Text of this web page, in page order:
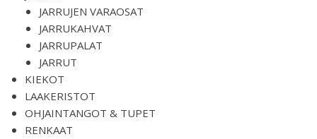
JARRUJEN VARAOSAT
JARRUKAHVAT
JARRUPALAT
JARRUT
KIEKOT
LAAKERISTOT
OHJAINTANGOT & TUPET
RENKAAT